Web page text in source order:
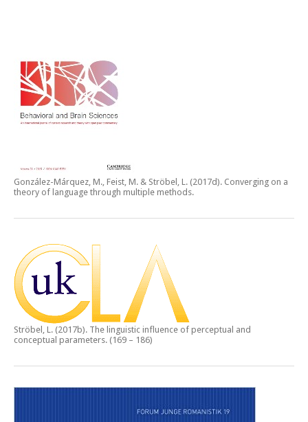
González-Márquez, M., Feist, M. & Ströbel, L. (2017d). Converging on a
theory of language through multiple methods.
Ströbel, L. (2017b). The linguistic influence of perceptual and
conceptual parameters. (169 – 186)